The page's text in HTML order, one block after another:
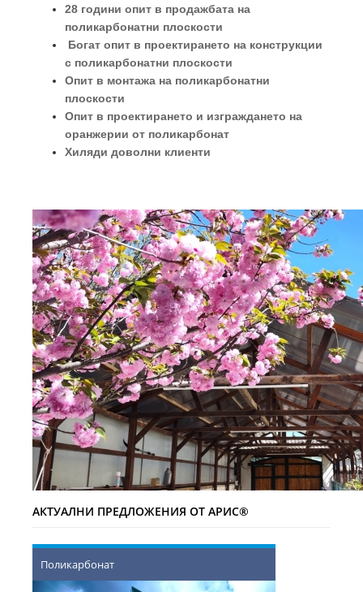
28 години опит в продажбата на
поликарбонатни плоскости
Богат опит в проектирането на конструкции
с поликарбонатни плоскости
Опит в монтажа на поликарбонатни
плоскости
Опит в проектирането и изграждането на
оранжерии от поликарбонат
Хиляди доволни клиенти
АКТУАЛНИ ПРЕДЛОЖЕНИЯ ОТ АРИС®
Поликарбонат